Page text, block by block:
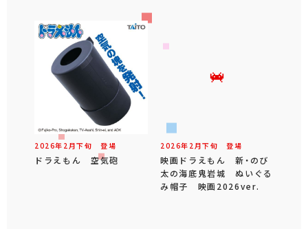
2026年 2 月下旬 登場
ドラえもん 空気砲
2026年 2 月下旬 登場
映画ドラえもん 新・のび
太の海底鬼岩城 ぬいぐる
み帽子 映画2026ver.